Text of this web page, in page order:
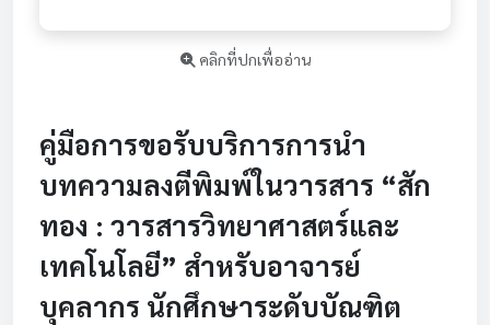
คลิกที่ปกเพื่ออ่าน
คู่มือการขอรับบริการการนำ
บทความลงตีพิมพ์ในวารสาร “สัก
ทอง : วารสารวิทยาศาสตร์และ
เทคโนโลยี” สำหรับอาจารย์
บุคลากร นักศึกษาระดับบัณฑิต